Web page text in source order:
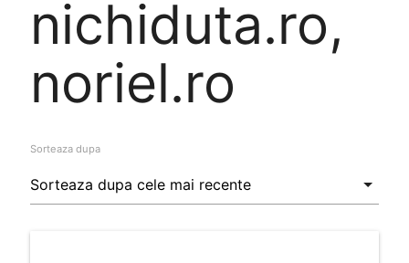
nichiduta.ro,
noriel.ro
Sorteaza dupa